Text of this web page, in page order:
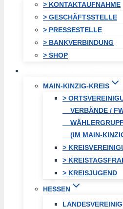
> KONTAKTAUFNAHME
> GESCHÄFTSSTELLE
> PRESSESTELLE
> BANKVERBINDUNG
> SHOP
MAIN-KINZIG-KREIS
>
VERBÄNDE /
(IM MAIN-
>
>
> KREISJUGEND
HESSEN